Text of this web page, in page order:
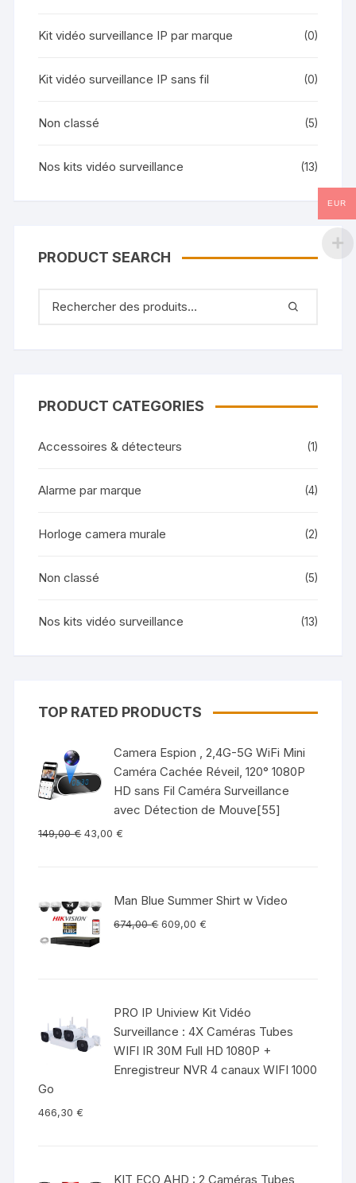
Kit vidéo surveillance IP par marque (0)
Kit vidéo surveillance IP sans fil (0)
Non classé (5)
Nos kits vidéo surveillance (13)
PRODUCT SEARCH
PRODUCT CATEGORIES
Accessoires & détecteurs (1)
Alarme par marque (4)
Horloge camera murale (2)
Non classé (5)
Nos kits vidéo surveillance (13)
TOP RATED PRODUCTS
Camera Espion , 2,4G-5G WiFi Mini
Caméra Cachée Réveil, 120° 1080P
HD sans Fil Caméra Surveillance
avec Détection de Mouve[55]
149,00€ 43,00€
Man Blue Summer Shirt w Video
674,00€ 609,00€
PRO IP Uniview Kit Vidéo
Surveillance : 4X Caméras Tubes
WIFI IR 30M Full HD 1080P +
Enregistreur NVR 4 canaux WIFI 1000
Go
466,30€
KIT ECO AHD : 2 Caméras Tubes
EUR